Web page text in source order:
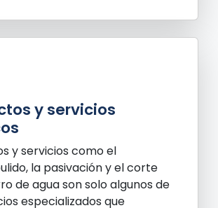
y servicios
y servicios como el
la pasivación y el corte
de agua son solo algunos de
especializados que